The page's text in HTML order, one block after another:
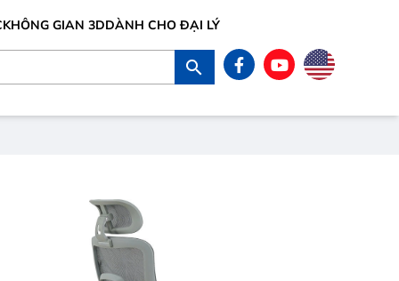
KHÔNG GIAN 3DDÀNH CHO ĐẠI LÝ